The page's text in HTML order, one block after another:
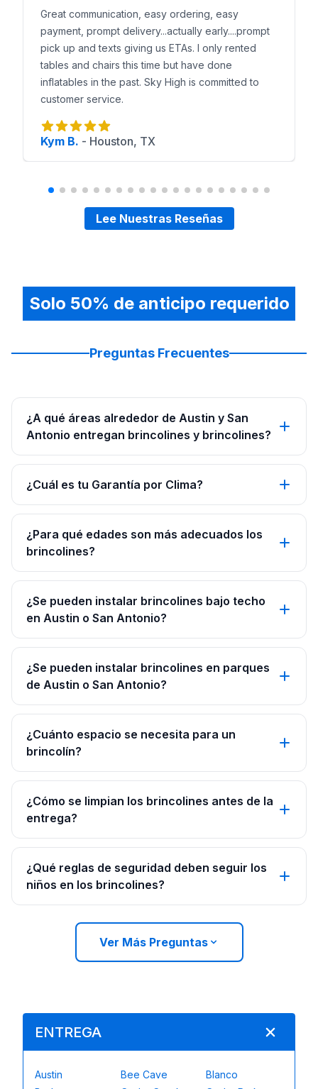
Great communication, easy ordering, easy
payment, prompt delivery...actually early....prompt
pick up and texts giving us ETAs. I only rented
tables and chairs this time but have done
inflatables in the past. Sky High is committed to
customer service.
Kym B. - Houston, TX
Lee Nuestras Reseñas
Solo 50% de anticipo requerido
Preguntas Frecuentes
¿A qué áreas alrededor de Austin y San
Antonio entregan brincolines y brincolines?
¿Cuál es tu Garantía por Clima?
¿Para qué edades son más adecuados los
brincolines?
¿Se pueden instalar brincolines bajo techo
en Austin o San Antonio?
¿Se pueden instalar brincolines en parques
de Austin o San Antonio?
¿Cuánto espacio se necesita para un
brincolín?
¿Cómo se limpian los brincolines antes de la
entrega?
¿Qué reglas de seguridad deben seguir los
niños en los brincolines?
Ver Más Preguntas
ENTREGA
Austin Bee Cave
Blanco